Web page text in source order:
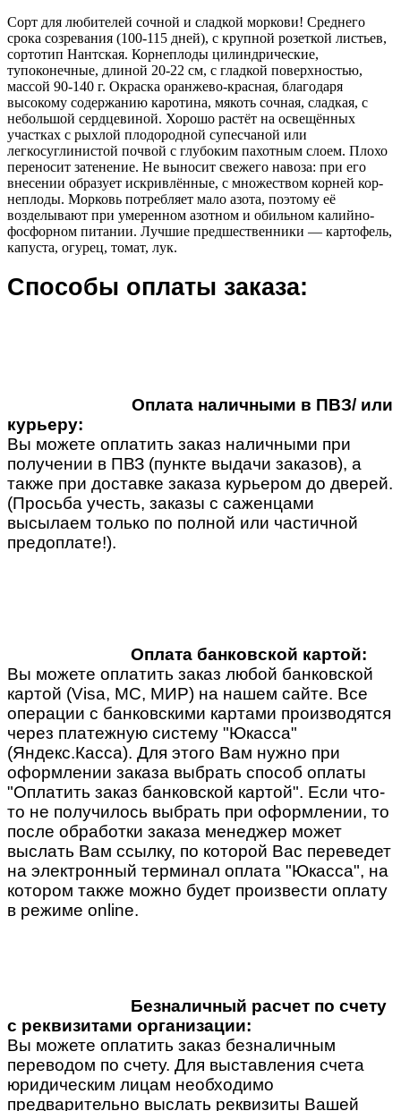
Сорт для любителей сочной и сладкой моркови! Среднего
срока созревания (100-115 дней), с крупной розеткой листьев,
сортотип Нантская. Корнеплоды цилиндрические,
тупоконечные, длиной 20-22 см, с гладкой поверхностью,
массой 90-140 г. Окраска оранжево-красная, благодаря
высокому содержанию каротина, мякоть сочная, сладкая, с
небольшой сердцевиной. Хорошо растёт на освещённых
участках с рыхлой плодородной супесчаной или
легкосуглинистой почвой с глубоким пахотным слоем. Плохо
переносит затенение. Не выносит свежего навоза: при его
внесении образует искривлённые, с множеством корней кор-
неплоды. Морковь потребляет мало азота, поэтому её
возделывают при умеренном азотном и обильном калийно-
фосфорном питании. Лучшие предшественники — картофель,
капуста, огурец, томат, лук.
Способы оплаты заказа:
Оплата наличными в ПВЗ/ или
курьеру:
Вы можете оплатить заказ наличными при
получении в ПВЗ (пункте выдачи заказов), а
также при доставке заказа курьером до дверей.
(Просьба учесть, заказы с саженцами
высылаем только по полной или частичной
предоплате!).
Оплата банковской картой:
Вы можете оплатить заказ любой банковской
картой (Visa, MC, МИР) на нашем сайте. Все
операции с банковскими картами производятся
через платежную систему "Юкасса"
(Яндекс.Касса). Для этого Вам нужно при
оформлении заказа выбрать способ оплаты
"Оплатить заказ банковской картой". Если что-
то не получилось выбрать при оформлении, то
после обработки заказа менеджер может
выслать Вам ссылку, по которой Вас переведет
на электронный терминал оплата "Юкасса", на
котором также можно будет произвести оплату
в режиме online.
Безналичный расчет по счету
с реквизитами организации:
Вы можете оплатить заказ безналичным
переводом по счету. Для выставления счета
юридическим лицам необходимо
предварительно выслать реквизиты Вашей